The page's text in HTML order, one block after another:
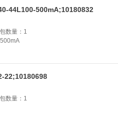
44L100-500mA;10180832
数量： 1
22;10180698
数量： 1